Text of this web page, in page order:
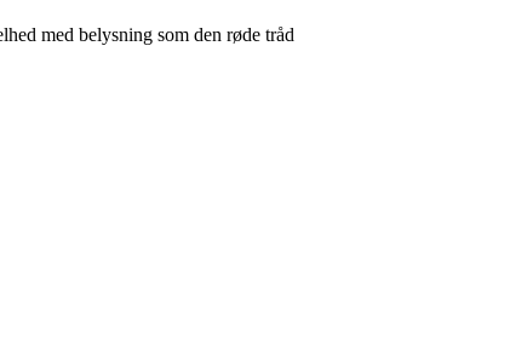
med belysning som den røde tråd